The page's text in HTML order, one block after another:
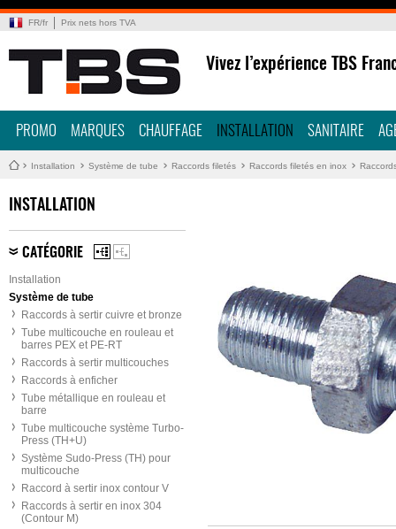
FR/fr Prix nets hors TVA
Vivez l’expérience TBS
PROMO MARQUES CHAUFFAGE INSTALLATION SANITAIRE
Installation Système de tube Raccords filetés Raccords filetés en inox
INSTALLATION
CATÉGORIE
Installation
Système de tube
Raccords à sertir cuivre et bronze
Tube multicouche en rouleau et
barres PEX et PE-RT
Raccords à sertir multicouches
Raccords à enficher
Tube métallique en rouleau et
barre
Tube multicouche système Turbo-
Press (TH+U)
Système Sudo-Press (TH) pour
multicouche
Raccord à sertir inox contour V
Raccords à sertir en inox 304
(Contour M)